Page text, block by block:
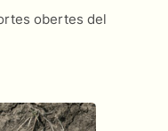
obertes del